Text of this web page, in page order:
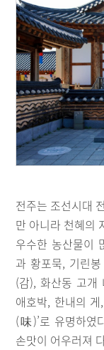
전주는 조선시대
만 아니라 천혜의
우수한 농산물이
과 황포묵, 기린
(감), 화산동 고개
애호박, 한내의
(味)’로 유명하였
손맛이 어우러져